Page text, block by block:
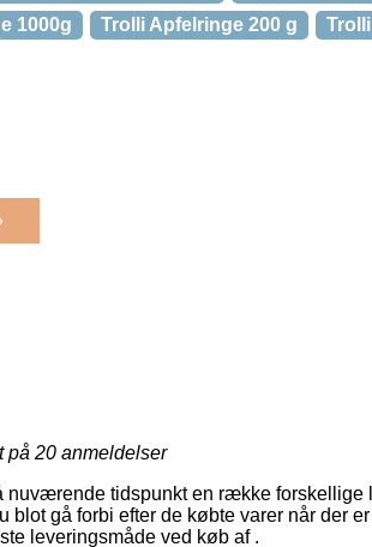
1000g Trolli Apfelringe 200 g
på 20 anmeldelser
nuværende tidspunkt en række forskellige
blot gå forbi efter de købte varer når der
leveringsmåde ved køb af .